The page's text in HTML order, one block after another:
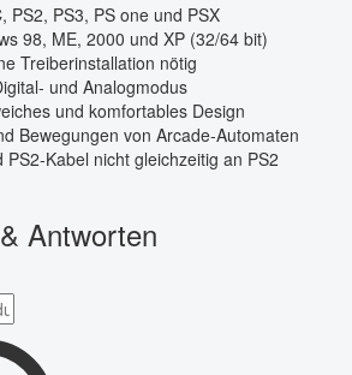
PS2, PS3, PS one und PSX
98, ME, 2000 und XP (32/64 bit)
Treiberinstallation nötig
und Analogmodus
und komfortables Design
Bewegungen von Arcade-Automaten
PS2-Kabel nicht gleichzeitig an PS2
Antworten